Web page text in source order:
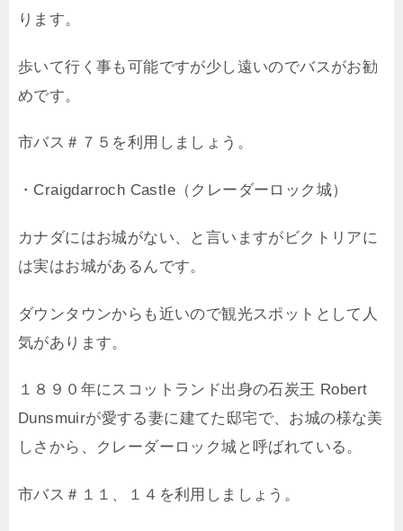
ります。
歩いて行く事も可能ですが少し遠いのでバスがお勧
めです。
市バス＃７５を利用しましょう。
・Craigdarroch Castle（クレーダーロック城）
カナダにはお城がない、と言いますがビクトリアに
は実はお城があるんです。
ダウンタウンからも近いので観光スポットとして人
気があります。
１８９０年にスコットランド出身の石炭王 Robert
Dunsmuirが愛する妻に建てた邸宅で、お城の様な美
しさから、クレーダーロック城と呼ばれている。
市バス＃１１、１４を利用しましょう。